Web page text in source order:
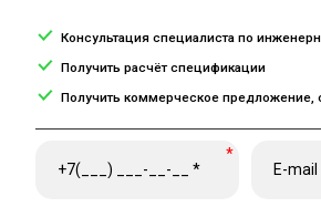
Консультация специалиста по
Получить расчёт спецификации
Получить коммерческое предложение,
*